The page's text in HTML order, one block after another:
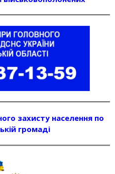
захисту населення по
громаді